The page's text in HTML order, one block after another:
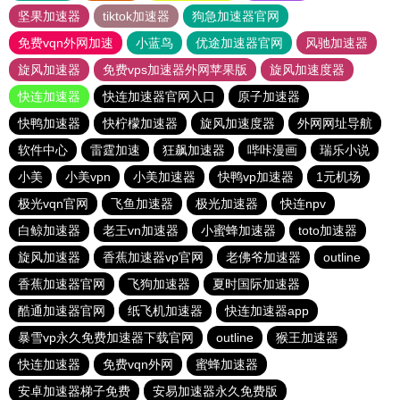
坚果加速器 tiktok加速器
狗急加速器官网
免费vqn外网加速
小蓝鸟 优途加速器官网
风驰加速器
旋风加速器
免费vps加速器外网苹果版
旋风加速度器
快连加速器
快连加速器官网入口
原子加速器
快鸭加速器
快柠檬加速器 旋风加速度器
外网网址导航
软件中心
雷霆加速 狂飙加速器 哔咔漫画
瑞乐小说
小美
小美vpn 小美加速器 快鸭vp加速器
1元机场
极光vqn官网
飞鱼加速器 极光加速器
快连npv
白鲸加速器
老王vn加速器 小蜜蜂加速器
toto加速器
旋风加速器
香蕉加速器vp官网 老佛爷加速器
outline
香蕉加速器官网
飞狗加速器
夏时国际加速器
酷通加速器官网
纸飞机加速器
快连加速器app
暴雪vp永久免费加速器下载官网
outline
猴王加速器
快连加速器
免费vqn外网
蜜蜂加速器
安卓加速器梯子免费
安易加速器永久免费版